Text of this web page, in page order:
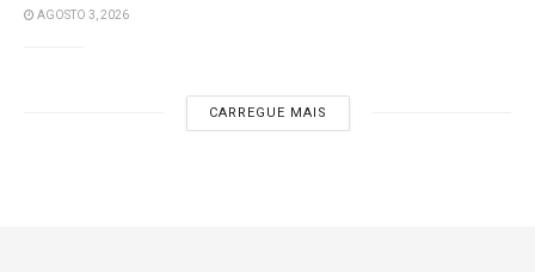
AGOSTO 3, 2026
CARREGUE MAIS